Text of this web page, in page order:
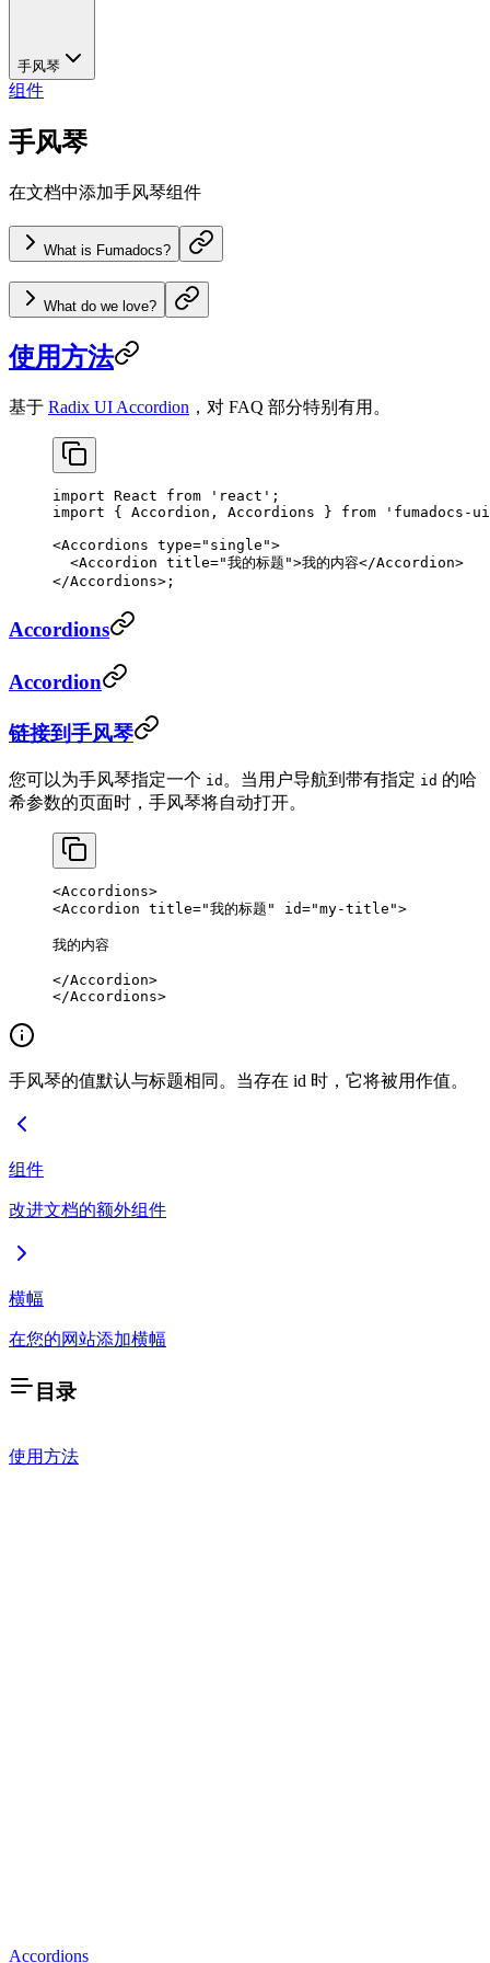
手风琴
组件
手风琴
在文档中添加手风琴组件
What is Fumadocs?
What do we love?
使用方法
基于 Radix UI Accordion ，对 FAQ 部分特别有用。
import React from 'react' ;
import { Accordion, Accordions } from 'fumadocs-
<Accordions type="single">
  <
Accordion title="我的标题">我的内容</Accordion>
</Accordions>;
Accordions
Accordion
链接到手风琴
您可以为手风琴指定一个 id 。当用户导航到带有指定 id 的哈
希参数的页面时，手风琴将自动打开。
<Accordions>
<Accordion title="我的标题" id="my-title">
我的内容
</Accordion>
</Accordions>
手风琴的值默认与标题相同。当存在 id 时，它将被用作值。
组件
改进文档的额外组件
横幅
在您的网站添加横幅
目录
使用方法
Accordions